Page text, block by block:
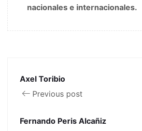
nacionales e internacionales.
Axel Toribio
Previous post
Fernando Peris Alcañiz